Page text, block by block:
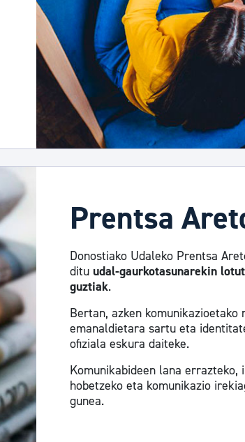
Prentsa
Donostiako Udaleko Prentsa
ditu udal-gaurkotasunarekin
guztiak.
Bertan, azken
emanaldietara sartu eta
ofiziala eskura daiteke.
Komunikabideen lana
hobetzeko eta komunikazio
gunea.